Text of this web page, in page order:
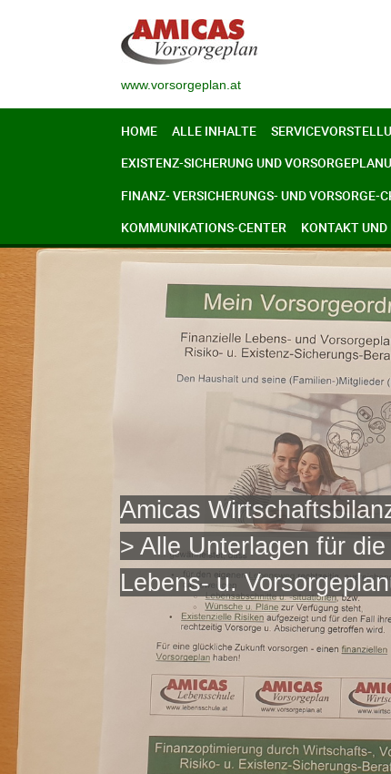
www.vorsorgeplan.at
HOME ALLE INHALTE
EXISTENZ-SICHERUNG UND
FINANZ- VERSICHERUNGS- UND VORSORGE-
KOMMUNIKATIONS-CENTER
KONTAKT UND
Amicas
> Alle Unterlagen für
Lebens- u.